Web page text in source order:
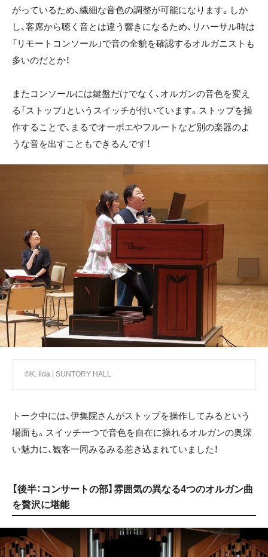
がっているため、繊細な音色の調整が可能になります。しか
し、客席から聴く音とは違う響きになるため、リハーサル時は
「リモートコンソール」で音の全貌を確認するオルガニストも
多いのだとか！
またコンソールには鍵盤だけでなく、オルガンの音色を変え
る「ストップ」というスイッチが付いています。ストップを操
作することで、まるでオーボエやフルートなど別の楽器のよ
うな音を出すこともできるんです！
©K. Iida | SUNTORY HALL
トーク中には、伊集院さんがストップを操作してみるという
場面も。スイッチ一つで音色を自在に操れるオルガンの奥深
い魅力に、観客一同みるみる惹き込まれていました！
【後半：コンサートの部】雰囲気の異なる4つのオルガン曲
を贅沢に堪能